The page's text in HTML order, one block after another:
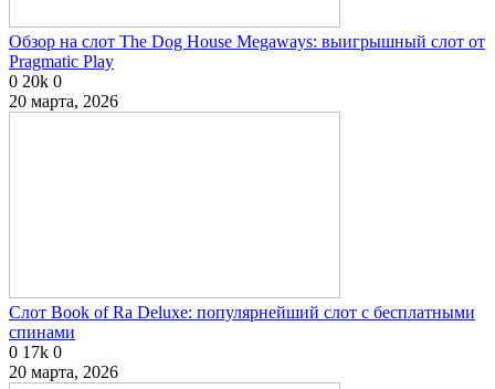
Обзор на слот The Dog House Megaways: выигрышный слот от
Pragmatic Play
0 20k 0
20 марта, 2026
Слот Book of Ra Deluxe: популярнейший слот с бесплатными
спинами
0 17k 0
20 марта, 2026